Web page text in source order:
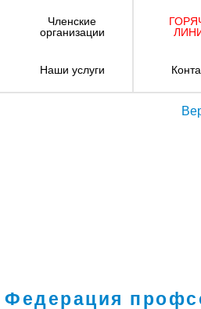
Членские
организации
Наши услуги
Федерация